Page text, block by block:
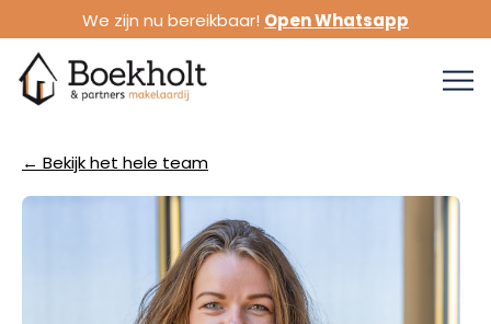
We zijn nu bereikbaar! Open Whatsapp
← Bekijk het hele team